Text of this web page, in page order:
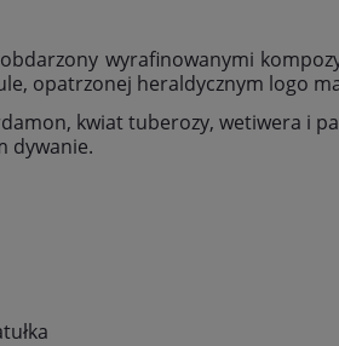
wyrafinowanymi
opatrzonej heraldycznym logo
kwiat tuberozy, wetiwera i
dywanie.